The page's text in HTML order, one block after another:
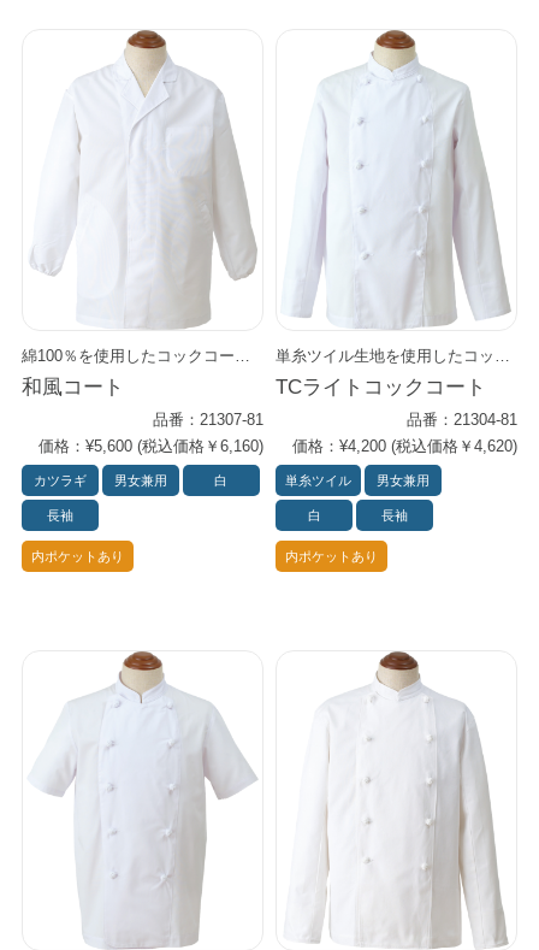
和風コート
品番：21307-81
価格：¥5,600 (税込価格￥6,160)
カツラギ 男女兼用 白
長袖
内ポケットあり
TCライトコックコート
品番：21304-81
価格：¥4,200 (税込価格￥4,620)
単糸ツイル 男女兼用
白 長袖
内ポケットあり